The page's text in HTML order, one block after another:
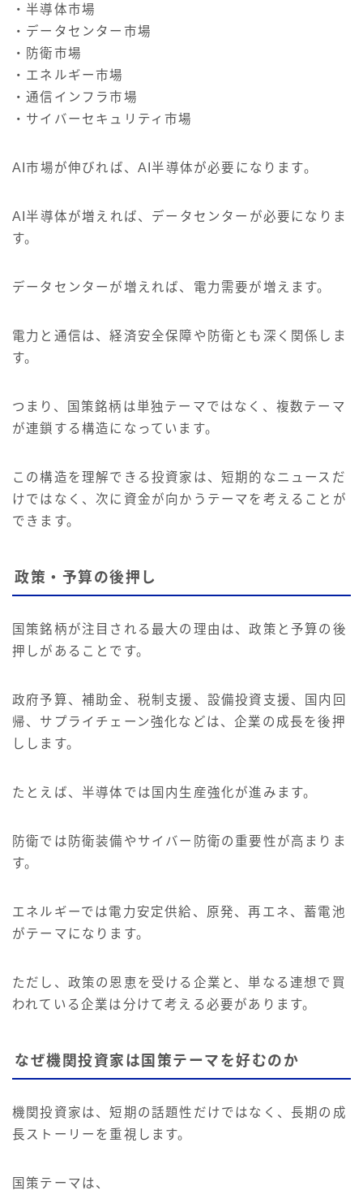
・半導体市場
・データセンター市場
・防衛市場
・エネルギー市場
・通信インフラ市場
・サイバーセキュリティ市場
AI市場が伸びれば、AI半導体が必要になります。
AI半導体が増えれば、データセンターが必要になりま
す。
データセンターが増えれば、電力需要が増えます。
電力と通信は、経済安全保障や防衛とも深く関係しま
す。
つまり、国策銘柄は単独テーマではなく、複数テーマ
が連鎖する構造になっています。
この構造を理解できる投資家は、短期的なニュースだ
けではなく、次に資金が向かうテーマを考えることが
できます。
政策・予算の後押し
国策銘柄が注目される最大の理由は、政策と予算の後
押しがあることです。
政府予算、補助金、税制支援、設備投資支援、国内回
帰、サプライチェーン強化などは、企業の成長を後押
しします。
たとえば、半導体では国内生産強化が進みます。
防衛では防衛装備やサイバー防衛の重要性が高まりま
す。
エネルギーでは電力安定供給、原発、再エネ、蓄電池
がテーマになります。
ただし、政策の恩恵を受ける企業と、単なる連想で買
われている企業は分けて考える必要があります。
なぜ機関投資家は国策テーマを好むのか
機関投資家は、短期の話題性だけではなく、長期の成
長ストーリーを重視します。
国策テーマは、